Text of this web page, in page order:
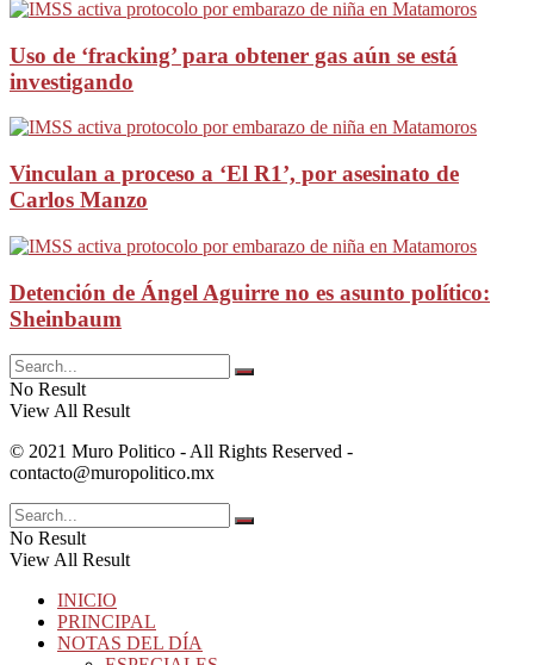
Uso de ‘fracking’ para obtener gas aún se está
investigando
Vinculan a proceso a ‘El R1’, por asesinato de
Carlos Manzo
Detención de Ángel Aguirre no es asunto político:
Sheinbaum
No Result
View All Result
© 2021 Muro Politico - All Rights Reserved -
contacto@muropolitico.mx
No Result
View All Result
INICIO
PRINCIPAL
NOTAS DEL DÍA